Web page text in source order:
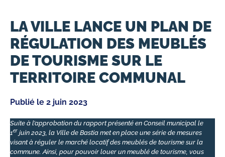
LA VILLE LANCE UN PLAN DE
RÉGULATION DES MEUBLÉS
DE TOURISME SUR LE
TERRITOIRE COMMUNAL
Publié le 2 juin 2023
Suite à l’approbation du rapport présenté en Conseil municipal le
1er juin 2023, la Ville de Bastia met en place une série de mesures
visant à réguler le marché locatif des meublés de tourisme sur la
commune. Ainsi, pour pouvoir louer un meublé de tourisme, vous